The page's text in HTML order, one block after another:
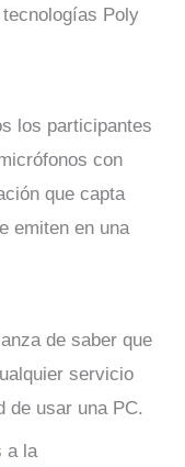
Poly
los participantes
con
que capta
emiten en una
de saber que
servicio
de usar una PC.
a la